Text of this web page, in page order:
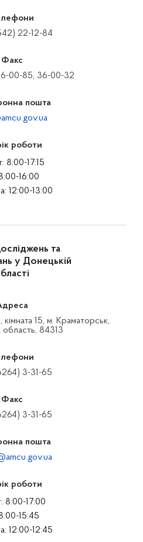
22-12-84
Факс
00-85, 36-00-32
пошта
роботи
8:00-17:15
8:00-16:00
12:00-13:00
та
у Донецькій
15, м. Краматорськ,
84313
3-31-65
Факс
3-31-65
пошта
роботи
8:00-17:00
8:00-15:45
12:00-12:45